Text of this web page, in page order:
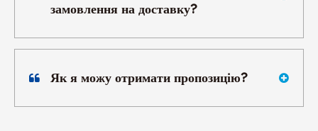
замовлення на доставку?
Як я можу отримати пропозицію?